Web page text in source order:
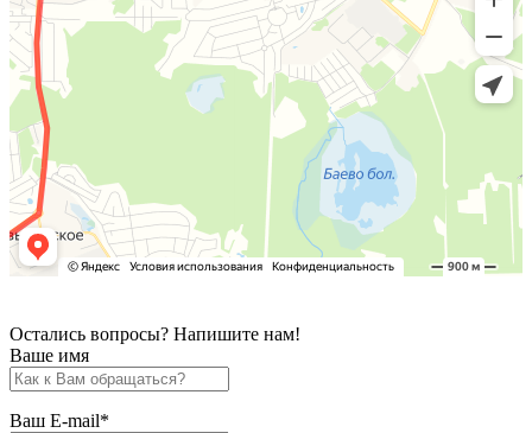
Остались вопросы? Напишите нам!
Ваше имя
Ваш E-mail*